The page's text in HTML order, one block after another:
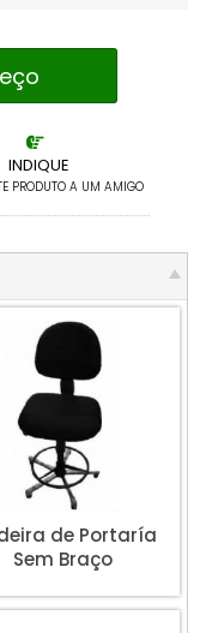
INDIQUE
PRODUTO A UM AMIGO
de Portaría
Sem Braço